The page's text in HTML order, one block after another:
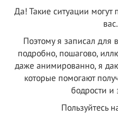
Да! Такие ситуации
вас.
Поэтому я записал для
подробно, пошагово,
даже анимированно, я
которые помогают
бодрости и
Пользуйтесь